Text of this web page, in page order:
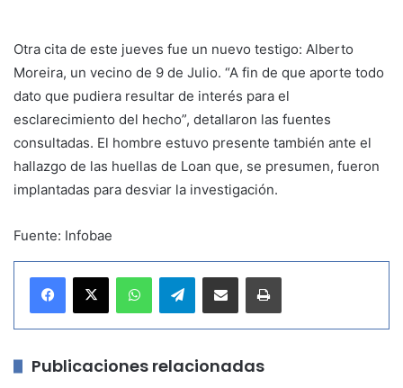
Otra cita de este jueves fue un nuevo testigo: Alberto
Moreira, un vecino de 9 de Julio. “A fin de que aporte todo
dato que pudiera resultar de interés para el
esclarecimiento del hecho”, detallaron las fuentes
consultadas. El hombre estuvo presente también ante el
hallazgo de las huellas de Loan que, se presumen, fueron
implantadas para desviar la investigación.
Fuente: Infobae
Telegram
Publicaciones relacionadas